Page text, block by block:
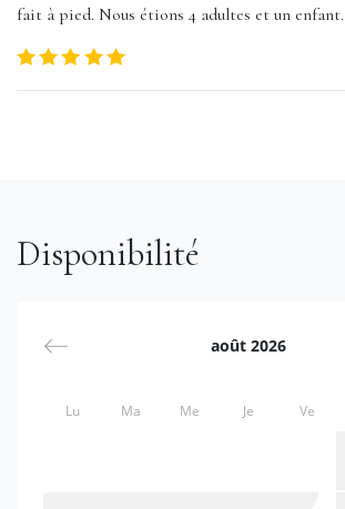
fait à pied. Nous étions 4 adultes et un enfant.
Disponibilité
août 2026
Lu Ma Me Je Ve